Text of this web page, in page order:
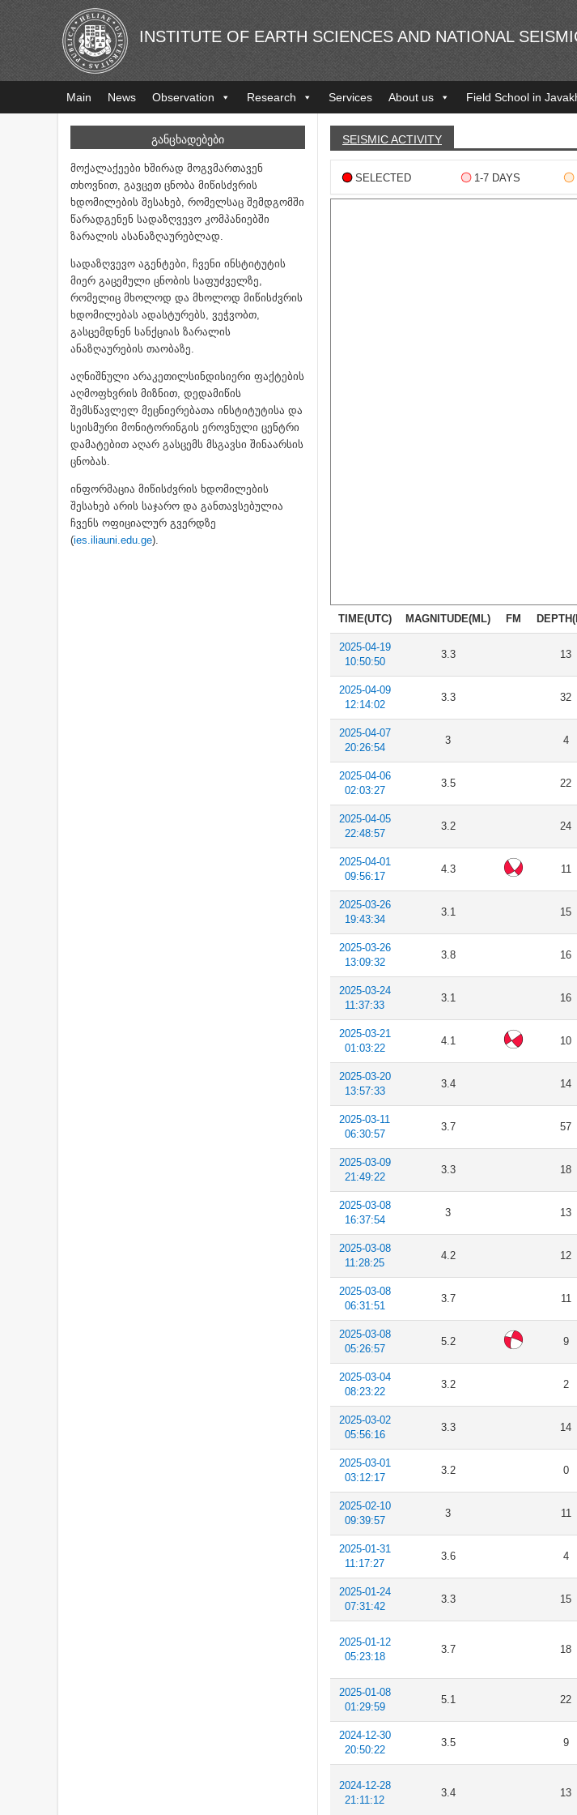
INSTITUTE OF EARTH SCIENCES AND NATIONAL
Main News Observation Research Services About us Field School in
ᲒᲐᲜᲪᲮᲐᲓᲔᲑᲔᲑᲘ
მოქალაქეები ხშირად მოგვმართავენ
თხოვნით, გავცეთ ცნობა მიწისძვრის
ხდომილების შესახებ, რომელსაც შემდგომში
წარადგენენ სადაზღვევო კომპანიებში
ზარალის ასანაზღაურებლად.
სადაზღვევო აგენტები, ჩვენი ინსტიტუტის
მიერ გაცემული ცნობის საფუძველზე,
რომელიც მხოლოდ და მხოლოდ მიწისძვრის
ხდომილებას ადასტურებს, ვეჭვობთ,
გასცემდნენ სანქციას ზარალის
ანაზღაურების თაობაზე.
აღნიშნული არაკეთილსინდისიერი ფაქტების
აღმოფხვრის მიზნით, დედამიწის
შემსწავლელ მეცნიერებათა ინსტიტუტისა და
სეისმური მონიტორინგის ეროვნული ცენტრი
დამატებით აღარ გასცემს მსგავსი შინაარსის
ცნობას.
ინფორმაცია მიწისძვრის ხდომილების
შესახებ არის საჯარო და განთავსებულია
ჩვენს ოფიციალურ გვერდზე
(ies.iliauni.edu.ge).
SEISMIC ACTIVITY
SELECTED 1-7 DAYS
TIME(UTC) MAGNITUDE(ML) FM
2025-04-19
10:50:50
3.3 13
2025-04-09
12:14:02
3.3 32
2025-04-07
20:26:54
3 4
2025-04-06
02:03:27
3.5 22
2025-04-05
22:48:57
3.2 24
2025-04-01
09:56:17
4.3 11
2025-03-26
19:43:34
3.1 15
2025-03-26
13:09:32
3.8 16
2025-03-24
11:37:33
3.1 16
2025-03-21
01:03:22
4.1 10
2025-03-20
13:57:33
3.4 14
2025-03-11
06:30:57
3.7 57
2025-03-09
21:49:22
3.3 18
2025-03-08
16:37:54
3 13
2025-03-08
11:28:25
4.2 12
2025-03-08
06:31:51
3.7 11
2025-03-08
05:26:57
5.2 9
2025-03-04
08:23:22
3.2 2
2025-03-02
05:56:16
3.3 14
2025-03-01
03:12:17
3.2 0
2025-02-10
09:39:57
3 11
2025-01-31
11:17:27
3.6 4
2025-01-24
07:31:42
3.3 15
2025-01-12
05:23:18
3.7 18
2025-01-08
01:29:59
5.1 22
2024-12-30
20:50:22
3.5 9
2024-12-28
21:11:12
3.4 13